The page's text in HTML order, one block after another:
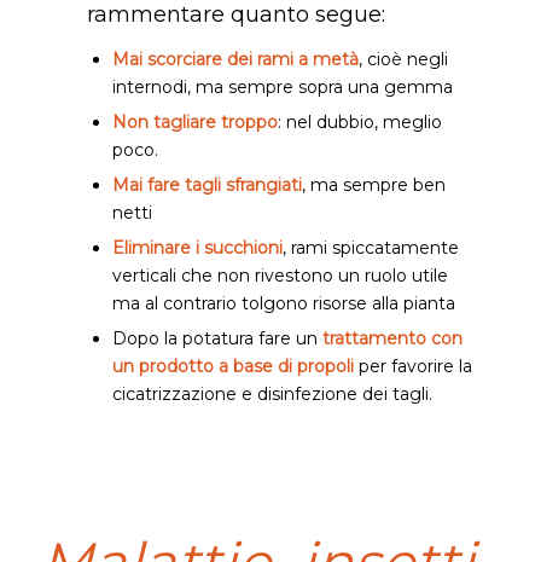
rammentare quanto segue:
Mai scorciare dei rami a metà, cioè negli
internodi, ma sempre sopra una gemma
Non tagliare troppo: nel dubbio, meglio
poco.
Mai fare tagli sfrangiati, ma sempre ben
netti
Eliminare i succhioni, rami spiccatamente
verticali che non rivestono un ruolo utile
ma al contrario tolgono risorse alla pianta
Dopo la potatura fare un trattamento con
un prodotto a base di propoliper favorire la
cicatrizzazione e disinfezione dei tagli.